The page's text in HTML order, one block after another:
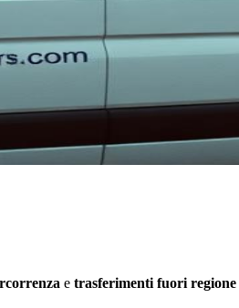
e trasferimenti fuori regione